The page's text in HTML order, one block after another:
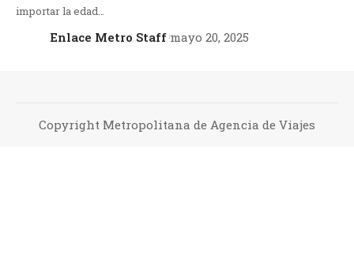
importar la edad…
Enlace Metro Staff mayo 20, 2025
Copyright Metropolitana de Agencia de Viajes